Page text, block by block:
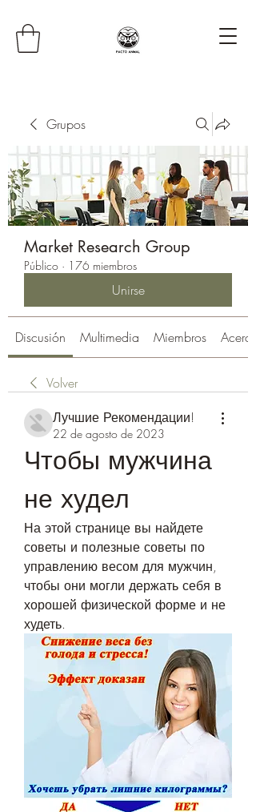
Grupos
Market Research Group
Público · 176 miembros
Unirse
Discusión Multimedia Miembros Acerca
Volver
Лучшие Рекомендации!
22 de agosto de 2023
Чтобы мужчина
не худел
На этой странице вы найдете
советы и полезные советы по
управлению весом для мужчин,
чтобы они могли держать себя в
хорошей физической форме и не
худеть.